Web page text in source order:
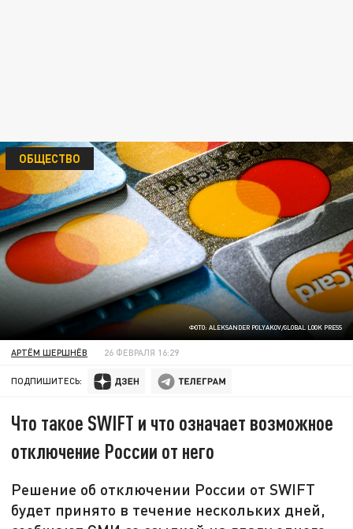
ФОТО: ALEKSANDER POLYAKOV/GLOBAL LOOK PRESS
ОБЩЕСТВО
АРТЁМ ШЕРШНЁВ 26 ФЕВРАЛЯ 16:29
ПОДПИШИТЕСЬ:
Что такое SWIFT и что означает возможное
отключение России от него
Решение об отключении России от SWIFT
будет принято в течение нескольких дней,